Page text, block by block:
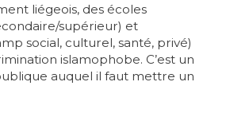
liégeois, des écoles
supérieur) et
social, culturel, santé, privé)
islamophobe. C’est un
auquel il faut mettre un